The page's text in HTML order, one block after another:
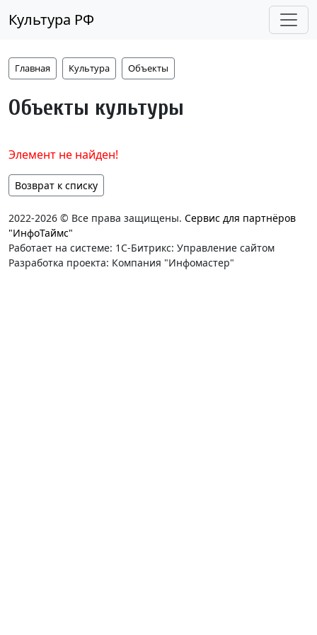
Культура РФ
Главная Культура Объекты
Объекты культуры
Элемент не найден!
Возврат к списку
2022-2026 © Все права защищены. Сервис для партнёров
"ИнфоТаймс"
Работает на системе: 1С-Битрикс: Управление сайтом
Разработка проекта: Компания "Инфомастер"